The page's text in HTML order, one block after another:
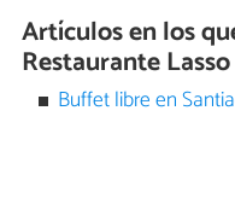
Artículos en los
Restaurante Lasso
Buffet libre en